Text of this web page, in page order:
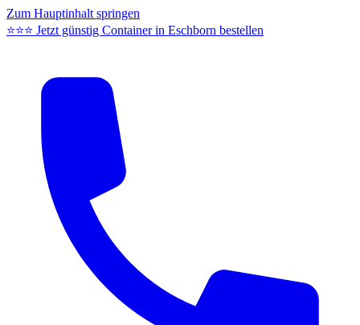
Zum Hauptinhalt springen
⭐⭐⭐ Jetzt günstig Container in Eschborn bestellen